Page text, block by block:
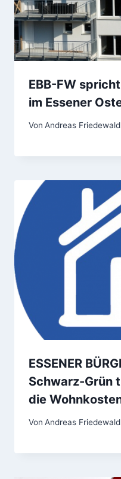
EBB-FW
im Essener
Von Andreas Friedewald
ESSENER
Schwarz-Grün
die
Von Andreas Friedewald